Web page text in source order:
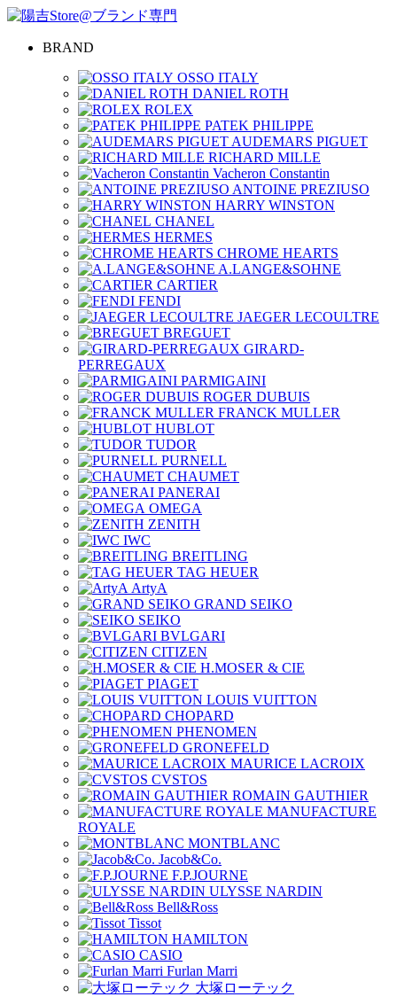
BRAND
OSSO ITALY
DANIEL ROTH
ROLEX
PATEK PHILIPPE
AUDEMARS PIGUET
RICHARD MILLE
Vacheron Constantin
ANTOINE PREZIUSO
HARRY WINSTON
CHANEL
HERMES
CHROME HEARTS
A.LANGE&SOHNE
CARTIER
FENDI
JAEGER LECOULTRE
BREGUET
GIRARD-
PERREGAUX
PARMIGAINI
ROGER DUBUIS
FRANCK MULLER
HUBLOT
TUDOR
PURNELL
CHAUMET
PANERAI
OMEGA
ZENITH
IWC
BREITLING
TAG HEUER
ArtyA
GRAND SEIKO
SEIKO
BVLGARI
CITIZEN
H.MOSER & CIE
PIAGET
LOUIS VUITTON
CHOPARD
PHENOMEN
GRONEFELD
MAURICE LACROIX
CVSTOS
ROMAIN GAUTHIER
MANUFACTURE
ROYALE
MONTBLANC
Jacob&Co.
F.P.JOURNE
ULYSSE NARDIN
Bell&Ross
Tissot
HAMILTON
CASIO
Furlan Marri
大塚ローテック